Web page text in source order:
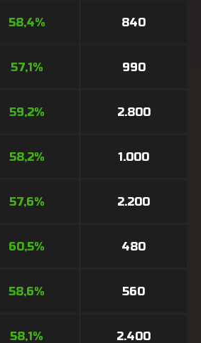
58,4% 840
57,1% 990
59,2% 2.800
58,2% 1.000
57,6% 2.200
60,5% 480
58,6% 560
58,1% 2.400